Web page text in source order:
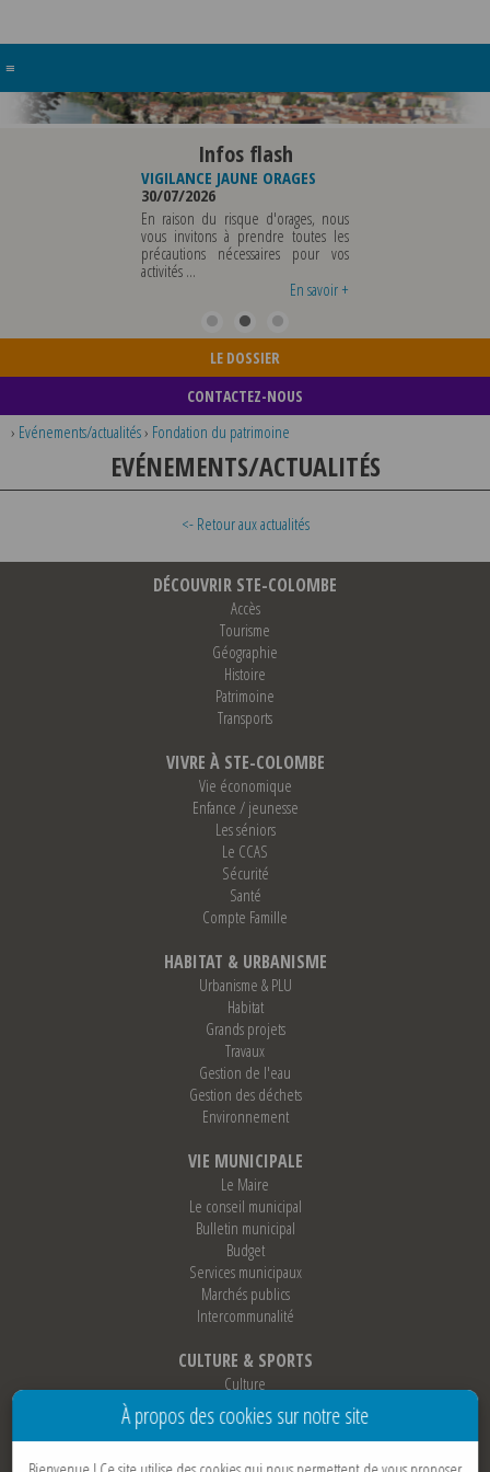
≡
Infos flash
VIGILANCE JAUNE ORAGES
30/07/2026
En raison du risque d'orages, nous
vous invitons à prendre toutes les
précautions nécessaires pour vos
activités ...
En savoir +
LE DOSSIER
CONTACTEZ-NOUS
› Evénements/actualités› Fondation du patrimoine
EVÉNEMENTS/ACTUALITÉS
<- Retour aux actualités
DÉCOUVRIR STE-COLOMBE
Accès
Tourisme
Géographie
Histoire
Patrimoine
Transports
VIVRE À STE-COLOMBE
Vie économique
Enfance / jeunesse
Les séniors
Le CCAS
Sécurité
Santé
Compte Famille
HABITAT & URBANISME
Urbanisme & PLU
Habitat
Grands projets
Travaux
Gestion de l'eau
Gestion des déchets
Environnement
VIE MUNICIPALE
Le Maire
Le conseil municipal
Bulletin municipal
Budget
Services municipaux
Marchés publics
Intercommunalité
CULTURE & SPORTS
Culture
Sports
Loisirs
Associations
À propos des cookies sur notre site